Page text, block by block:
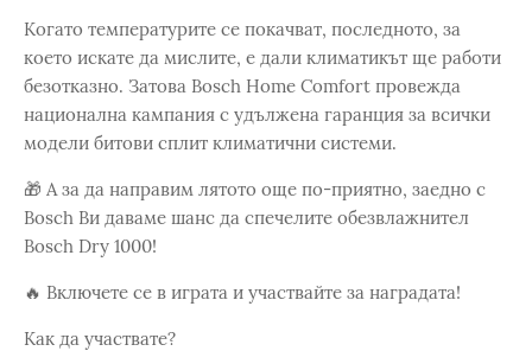
Когато температурите се покачват, последното, за
което искате да мислите, е дали климатикът ще работи
безотказно. Затова Bosch Home Comfort провежда
национална кампания с удължена гаранция за всички
модели битови сплит климатични системи.
🎁 А за да направим лятото още по-приятно, заедно с
Bosch Ви даваме шанс да спечелите обезвлажнител
Bosch Dry 1000!
🔥 Включете се в играта и участвайте за наградата!
Как да участвате?